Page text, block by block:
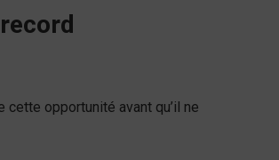
opportunité avant qu’il ne